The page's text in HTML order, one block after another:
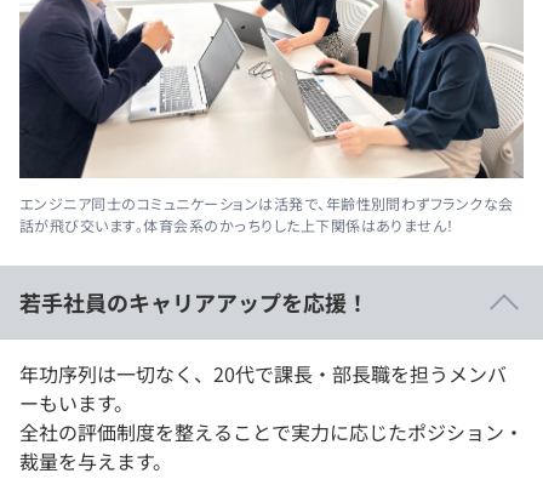
エンジニア同士のコミュニケーションは活発で、年齢性別問わずフランクな会
話が飛び交います。体育会系のかっちりした上下関係はありません！
若手社員のキャリアアップを応援！
年功序列は一切なく、20代で課長・部長職を担うメンバ
ーもいます。
全社の評価制度を整えることで実力に応じたポジション・
裁量を与えます。